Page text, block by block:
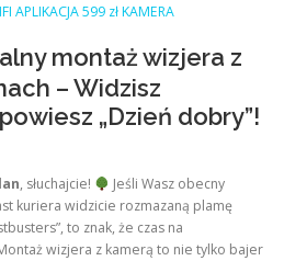
APLIKACJA 599 zł KAMERA
montaż wizjera z
– Widzisz
„Dzień dobry”!
, słuchajcie!
Jeśli Wasz obecny
kuriera widzicie rozmazaną plamę
to znak, że czas na
wizjera z kamerą to nie tylko bajer